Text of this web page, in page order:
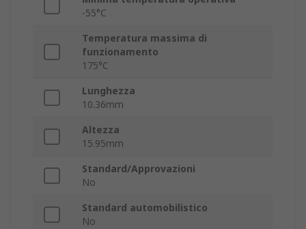
-55°C
Temperatura massima di
funzionamento
175°C
Lunghezza
10.36mm
Altezza
15.95mm
Standard/Approvazioni
No
Standard automobilistico
No